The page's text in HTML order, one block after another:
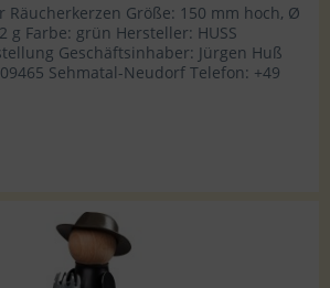
Räucherkerzen Größe: 150 mm hoch, Ø
g Farbe: grün Hersteller: HUSS
Geschäftsinhaber: Jürgen Huß
Sehmatal-Neudorf Telefon: +49